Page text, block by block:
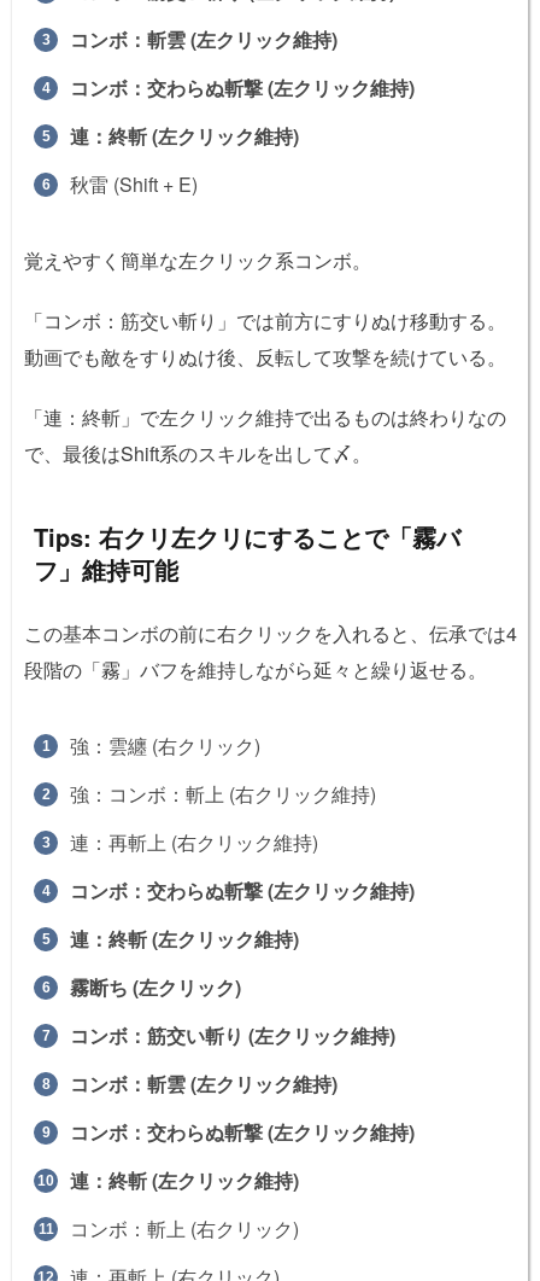
コンボ：斬雲 (左クリック維持)
コンボ：交わらぬ斬撃 (左クリック維持)
連：終斬 (左クリック維持)
秋雷 (Shift + E)
覚えやすく簡単な左クリック系コンボ。
「コンボ：筋交い斬り」では前方にすりぬけ移動する。
動画でも敵をすりぬけ後、反転して攻撃を続けている。
「連：終斬」で左クリック維持で出るものは終わりなの
で、最後はShift系のスキルを出して〆。
Tips: 右クリ左クリにすることで「霧バ
フ」維持可能
この基本コンボの前に右クリックを入れると、伝承では4
段階の「霧」バフを維持しながら延々と繰り返せる。
強：雲纏 (右クリック)
強：コンボ：斬上 (右クリック維持)
連：再斬上 (右クリック維持)
コンボ：交わらぬ斬撃 (左クリック維持)
連：終斬 (左クリック維持)
霧断ち (左クリック)
コンボ：筋交い斬り (左クリック維持)
コンボ：斬雲 (左クリック維持)
コンボ：交わらぬ斬撃 (左クリック維持)
連：終斬 (左クリック維持)
コンボ：斬上 (右クリック)